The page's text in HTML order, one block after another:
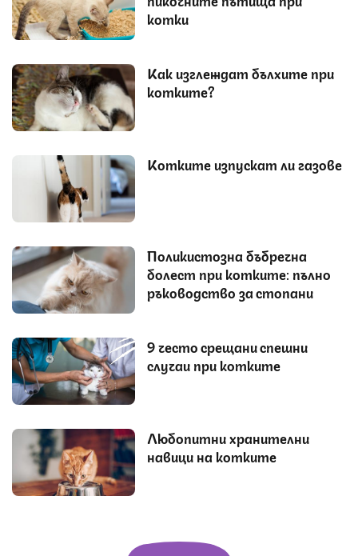
котки
Как изглеждат бълхите при
котките?
Котките изпускат ли газове
Поликистозна бъбречна
болест при котките: пълно
ръководство за стопани
9 често срещани спешни
случаи при котките
Любопитни хранителни
навици на котките